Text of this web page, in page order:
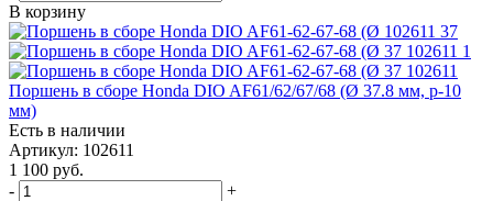
В корзину
Поршень в сборе Honda DIO AF61/62/67/68 (Ø 37.8 мм, p-10
мм)
Есть в наличии
Артикул: 102611
1 100 руб.
-
+